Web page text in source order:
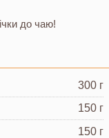
до чаю!
300 г
150 г
150 г